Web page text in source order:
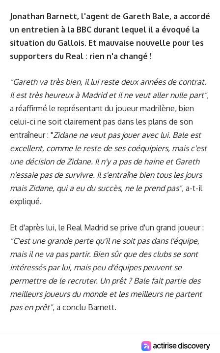
Jonathan Barnett, l'agent de Gareth Bale, a accordé
un entretien à la BBC durant lequel il a évoqué la
situation du Gallois. Et mauvaise nouvelle pour les
supporters du Real : rien n'a changé !
"Gareth va très bien, il lui reste deux années de contrat.
Il est très heureux à Madrid et il ne veut aller nulle part",
a réaffirmé le représentant du joueur madrilène, bien
celui-ci ne soit clairement pas dans les plans de son
entraîneur : "Zidane ne veut pas jouer avec lui. Bale est
excellent, comme le reste de ses coéquipiers, mais c'est
une décision de Zidane. Il n'y a pas de haine et Gareth
n'essaie pas de survivre. Il s'entraîne bien tous les jours
mais Zidane, qui a eu du succès, ne le prend pas", a-t-il
expliqué.
Et d'après lui, le Real Madrid se prive d'un grand joueur :
"C'est une grande perte qu'il ne soit pas dans l'équipe,
mais il ne va pas partir. Bien sûr que des clubs se sont
intéressés par lui, mais peu d'équipes peuvent se
permettre de le recruter. Un prêt ? Bale fait partie des
meilleurs joueurs du monde et les meilleurs ne partent
pas en prêt", a conclu Barnett.